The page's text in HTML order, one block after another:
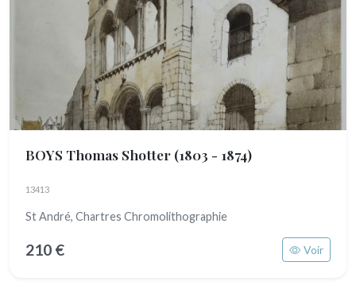
BOYS Thomas Shotter (1803 - 1874)
13413
St André, Chartres Chromolithographie
210 € Voir